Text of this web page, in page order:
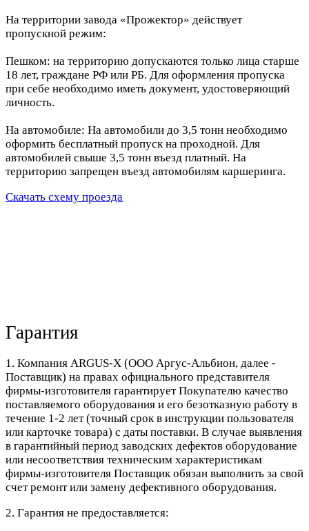
На территории завода «Прожектор» действует
пропускной режим:
Пешком: на территорию допускаются только лица старше
18 лет, граждане РФ или РБ. Для оформления пропуска
при себе необходимо иметь документ, удостоверяющий
личность.
На автомобиле: На автомобили до 3,5 тонн необходимо
оформить бесплатный пропуск на проходной. Для
автомобилей свыше 3,5 тонн въезд платный. На
территорию запрещен въезд автомобилям каршеринга.
Скачать схему проезда
Гарантия
1. Компания ARGUS-X (ООО Аргус-Альбион, далее -
Поставщик) на правах официального представителя
фирмы-изготовителя гарантирует Покупателю качество
поставляемого оборудования и его безотказную работу в
течение 1-2 лет (точный срок в инструкции пользователя
или карточке товара) с даты поставки. В случае выявления
в гарантийный период заводских дефектов оборудование
или несоответствия техническим характеристикам
фирмы-изготовителя Поставщик обязан выполнить за свой
счет ремонт или замену дефективного оборудования.
2. Гарантия не предоставляется: